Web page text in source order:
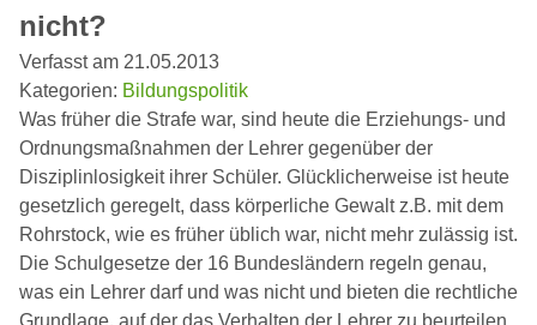
nicht?
Verfasst am 21.05.2013
Kategorien: Bildungspolitik
Was früher die Strafe war, sind heute die Erziehungs- und
Ordnungsmaßnahmen der Lehrer gegenüber der
Disziplinlosigkeit ihrer Schüler. Glücklicherweise ist heute
gesetzlich geregelt, dass körperliche Gewalt z.B. mit dem
Rohrstock, wie es früher üblich war, nicht mehr zulässig ist.
Die Schulgesetze der 16 Bundesländern regeln genau,
was ein Lehrer darf und was nicht und bieten die rechtliche
Grundlage, auf der das Verhalten der Lehrer zu beurteilen